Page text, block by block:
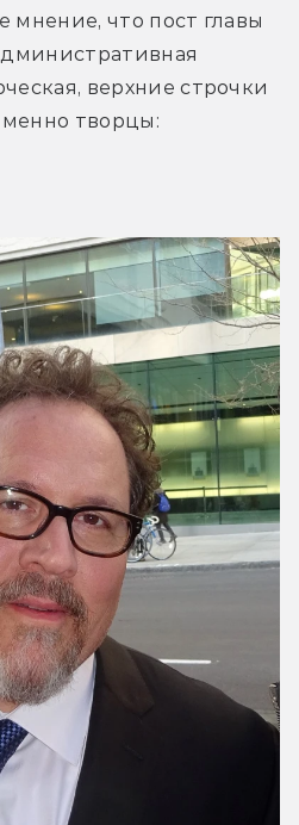
мнение, что пост главы
верхние строчки
творцы: